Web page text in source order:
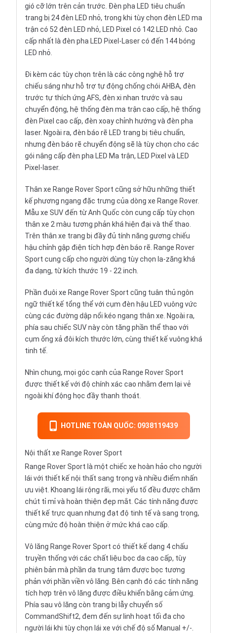
gió cỡ lớn trên cản trước. Đèn pha LED tiêu chuẩn
trang bị 24 đèn LED nhỏ, trong khi tùy chọn đèn LED ma
trận có 52 đèn LED nhỏ, LED Pixel có 142 LED nhỏ. Cao
cấp nhất là đèn pha LED Pixel-Laser có đến 144 bóng
LED nhỏ.
Đi kèm các tùy chọn trên là các công nghệ hỗ trợ
chiếu sáng như hỗ trợ tự động chống chói AHBA, đèn
trước tự thích ứng AFS, đèn xi nhan trước và sau
chuyển động, hệ thống đèn ma trận cao cấp, hệ thống
đèn Pixel cao cấp, đèn xoay chỉnh hướng và đèn pha
laser. Ngoài ra, đèn báo rẽ LED trang bị tiêu chuẩn,
nhưng đèn báo rẽ chuyển động sẽ là tùy chọn cho các
gói nâng cấp đèn pha LED Ma trận, LED Pixel và LED
Pixel-laser.
Thân xe Range Rover Sport cũng sở hữu những thiết
kế phương ngang đặc trưng của dòng xe Range Rover.
Mẫu xe SUV đến từ Anh Quốc còn cung cấp tùy chọn
thân xe 2 màu tương phản khá hiện đại và thể thao.
Trên thân xe trang bị đầy đủ tính năng gương chiếu
hậu chỉnh gập điện tích hợp đèn báo rẽ. Range Rover
Sport cung cấp cho người dùng tùy chọn la-zăng khá
đa dạng, từ kích thước 19 - 22 inch.
Phần đuôi xe Range Rover Sport cũng tuân thủ ngôn
ngữ thiết kế tổng thể với cụm đèn hậu LED vuông vức
cùng các đường dập nổi kéo ngang thân xe. Ngoài ra,
phía sau chiếc SUV này còn tăng phần thể thao với
cụm ống xả đôi kích thước lớn, cùng thiết kế vuông khá
tinh tế.
Nhìn chung, mọi góc cạnh của Range Rover Sport
được thiết kế với độ chính xác cao nhằm đem lại vẻ
ngoài khí động học đầy thanh thoát.
HOTLINE TOÀN QUỐC: 0938119439
Nội thất xe Range Rover Sport
Range Rover Sport là một chiếc xe hoàn hảo cho người
lái với thiết kế nội thất sang trọng và nhiều điểm nhấn
ưu việt. Khoang lái rộng rãi, mọi yếu tố đều được chăm
chút tỉ mỉ và hoàn thiện đẹp mắt. Các tính năng được
thiết kế trực quan nhưng đạt độ tinh tế và sang trọng,
cùng mức độ hoàn thiện ở mức khá cao cấp.
Vô lăng Range Rover Sport có thiết kế dạng 4 chấu
truyền thống với các chất liệu bọc da cao cấp, tùy
phiên bản mà phần da trung tâm được bọc tương
phản với phần viền vô lăng. Bên cạnh đó các tính năng
tích hợp trên vô lăng được điều khiển bằng cảm ứng.
Phía sau vô lăng còn trang bị lẫy chuyển số
CommandShift2, đem đến sự linh hoạt tối đa cho
người lái khi tùy chọn lái xe với chế độ số Manual +/-.